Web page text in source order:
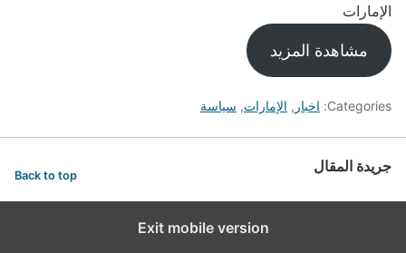
الإمارات
مشاهدة المزيد
Categories: اخبار , الإمارات, سياسة
جريدة المقال Back to top
Exit mobile version